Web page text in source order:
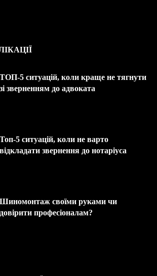
ТОП-5 ситуацій, коли краще не тягнути
зі зверненням до адвоката
Топ-5 ситуацій, коли не варто
відкладати звернення до нотаріуса
Шиномонтаж своїми руками чи
довірити професіоналам?